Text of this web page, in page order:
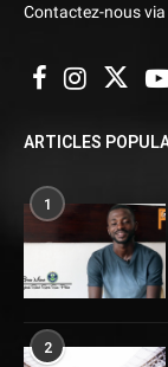
Contactez-nous via
ARTICLES
1
2